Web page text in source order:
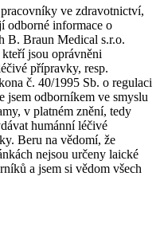
infekcí
dialyzační péči ve všech
Více informací se
středisek.
B. Braun. Vyhledejte náš trh
ve zdravotnictví,
odborné informace o
B. Braun Medical s.r.o.
jsou oprávněni
přípravky, resp.
č. 40/1995 Sb. o regulaci
jsem odborníkem ve smyslu
v platném znění, tedy
humánní léčivé
Beru na vědomí, že
nejsou určeny laické
a jsem si vědom všech